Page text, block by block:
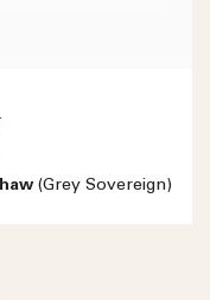
(Grey Sovereign)